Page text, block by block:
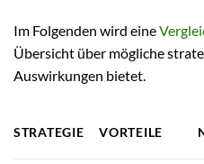
Im Folgenden wird eine
Übersicht über mögliche
Auswirkungen bietet.
STRATEGIE VORTEILE